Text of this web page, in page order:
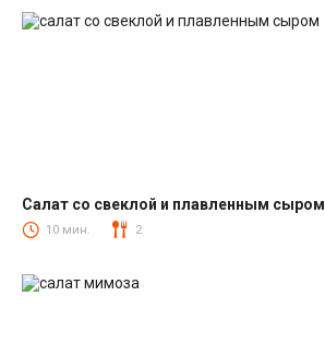
Салаты со свеклой
Салат со свеклой и плавленным сыром
10 мин. 2